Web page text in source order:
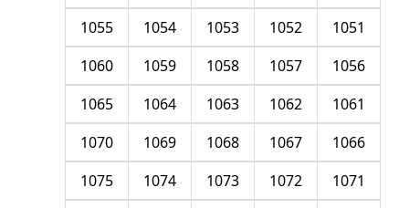
1051
1052
1053
1054
1055
1056
1057
1058
1059
1060
1061
1062
1063
1064
1065
1066
1067
1068
1069
1070
1071
1072
1073
1074
1075